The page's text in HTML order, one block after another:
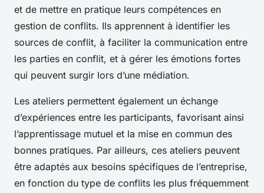
et de mettre en pratique leurs compétences en
gestion de conflits. Ils apprennent à identifier les
sources de conflit, à faciliter la communication entre
les parties en conflit, et à gérer les émotions fortes
qui peuvent surgir lors d’une médiation.
Les ateliers permettent également un échange
d’expériences entre les participants, favorisant ainsi
l’apprentissage mutuel et la mise en commun des
bonnes pratiques. Par ailleurs, ces ateliers peuvent
être adaptés aux besoins spécifiques de l’entreprise,
en fonction du type de conflits les plus fréquemment